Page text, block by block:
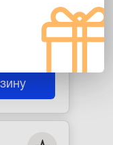
1/2"